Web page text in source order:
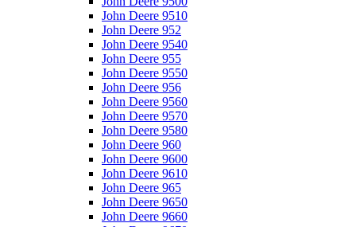
John Deere 9510
John Deere 952
John Deere 9540
John Deere 955
John Deere 9550
John Deere 956
John Deere 9560
John Deere 9570
John Deere 9580
John Deere 960
John Deere 9600
John Deere 9610
John Deere 965
John Deere 9650
John Deere 9660